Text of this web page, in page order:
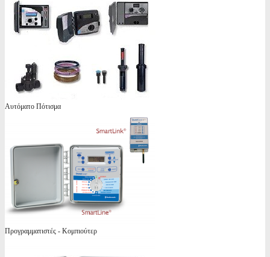
Αυτόματο Πότισμα
Προγραμματιστές - Κομπιούτερ